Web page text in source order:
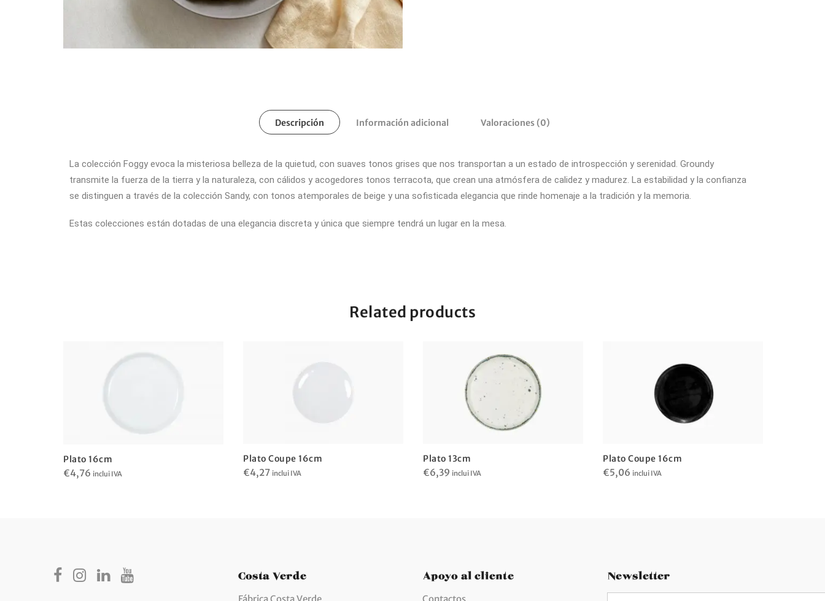
Descripción Información adicional Valoraciones (0)
La colección Foggy evoca la misteriosa belleza de la quietud, con suaves tonos grises que nos transportan a un estado de introspección y serenidad. Groundy
transmite la fuerza de la tierra y la naturaleza, con cálidos y acogedores tonos terracota, que crean una atmósfera de calidez y madurez. La estabilidad y la confianza
se distinguen a través de la colección Sandy, con tonos atemporales de beige y una sofisticada elegancia que rinde homenaje a la tradición y la memoria.
Estas colecciones están dotadas de una elegancia discreta y única que siempre tendrá un lugar en la mesa.
Related products
Plato 16cm
€4,76 inclui IVA
Plato Coupe 16cm
€4,27 inclui IVA
Plato 13cm
€6,39 inclui IVA
Plato Coupe 16cm
€5,06 inclui IVA
Costa Verde Apoyo al cliente Newsletter